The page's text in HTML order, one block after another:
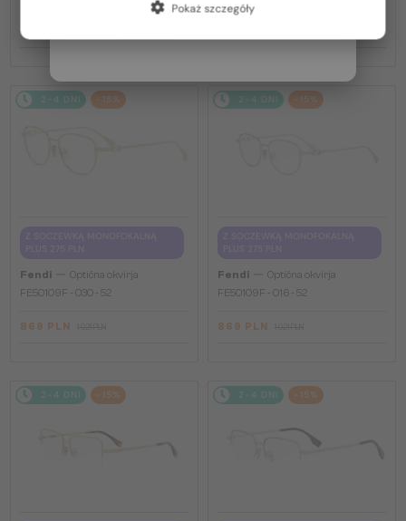
869 PLN
2-4 DNI -15%
Fendi
Optična okvirja
FE50109F - 030 - 52
869 PLN
2-4 DNI -15%
Fendi
Optična okvirja
FE50109F - 016 - 52
869 PLN
2-4 DNI -15% 2-4 DNI -15%
Włochy / IT
Pokaż szczegóły